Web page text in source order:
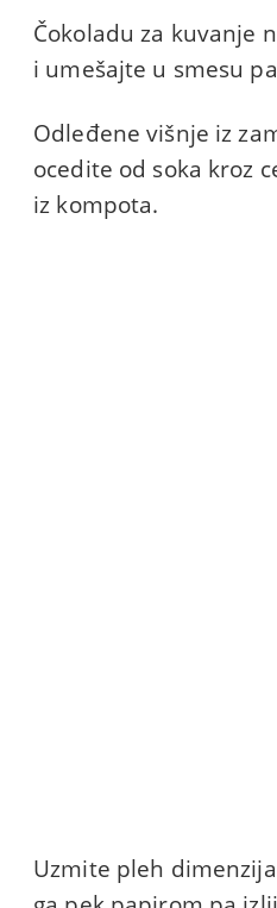
Čokoladu za kuvanje
i umešajte u smesu
Odleđene višnje iz
ocedite od soka kroz
iz kompota.
Uzmite pleh